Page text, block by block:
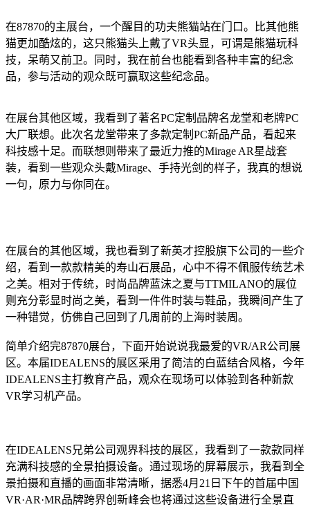
在87870的主展台，一个醒目的功夫熊猫站在门口。比其他熊
猫更加酷炫的，这只熊猫头上戴了VR头显，可谓是熊猫玩科
技，呆萌又前卫。同时，我在前台也能看到各种丰富的纪念
品，参与活动的观众既可赢取这些纪念品。
在展台其他区域，我看到了著名PC定制品牌名龙堂和老牌PC
大厂联想。此次名龙堂带来了多款定制PC新品产品，看起来
科技感十足。而联想则带来了最近力推的Mirage AR星战套
装，看到一些观众头戴Mirage、手持光剑的样子，我真的想说
一句，原力与你同在。
在展台的其他区域，我也看到了新英才控股旗下公司的一些介
绍，看到一款款精美的寿山石展品，心中不得不佩服传统艺术
之美。相对于传统，时尚品牌蓝沫之夏与TTMILANO的展位
则充分彰显时尚之美，看到一件件时装与鞋品，我瞬间产生了
一种错觉，仿佛自己回到了几周前的上海时装周。
简单介绍完87870展台，下面开始说说我最爱的VR/AR公司展
区。本届IDEALENS的展区采用了简洁的白蓝结合风格，今年
IDEALENS主打教育产品，观众在现场可以体验到各种新款
VR学习机产品。
在IDEALENS兄弟公司观界科技的展区，我看到了一款款同样
充满科技感的全景拍摄设备。通过现场的屏幕展示，我看到全
景拍摄和直播的画面非常清晰，据悉4月21日下午的首届中国
VR·AR·MR品牌跨界创新峰会也将通过这些设备进行全景直